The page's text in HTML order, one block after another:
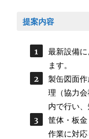
提案内容
最新設備
ます。
製缶図面
理（協力
内で行い、
筐体・板
作業に対応